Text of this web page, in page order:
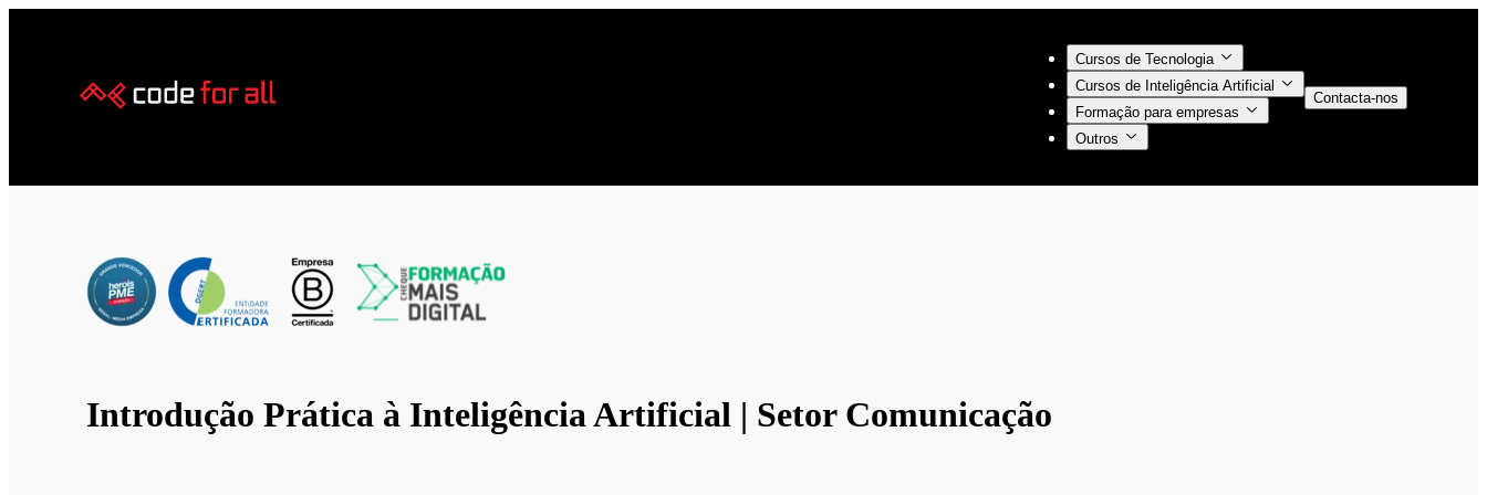
Cursos de Tecnologia
Cursos de Inteligência Artificial
Formação para empresas
Outros
Contacta-nos
Introdução Prática à Inteligência Artificial | Setor Comunicação